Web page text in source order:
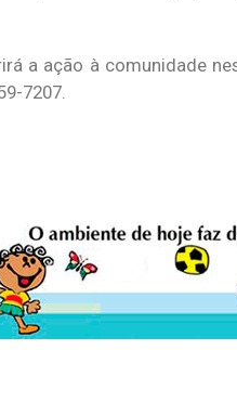
a ação à comunidade
7207.